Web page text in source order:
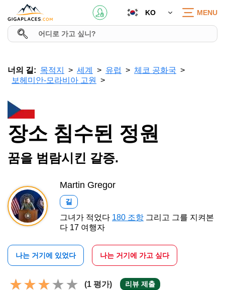
KO MENU
너의 길: 목적지 세계 유럽
체코 공화국
보헤미안-모라비아 고원
장소 침수된 정원
꿈을 범람시킨 갈증.
Martin Gregor
길
그녀가 적었다 180 조항 그리고 그를 지켜본
다 17 여행자
나는 거기에 있었다 나는 거기에 가고 싶다
(1 평가) 리뷰 제출